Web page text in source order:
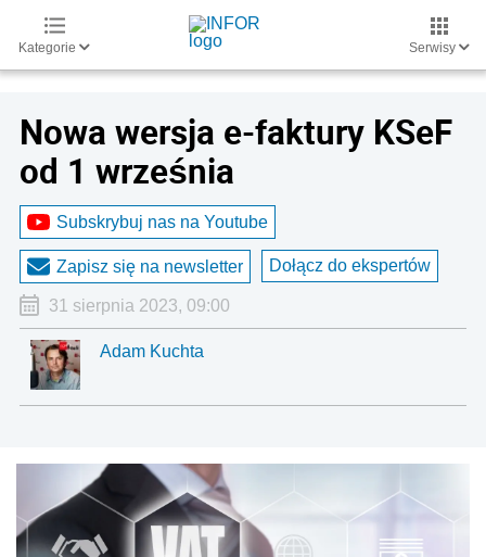
Kategorie Serwisy
Nowa wersja e-faktury KSeF
od 1 września
Subskrybuj nas na Youtube
Zapisz się na newsletter Dołącz do ekspertów
31 sierpnia 2023, 09:00
Adam Kuchta